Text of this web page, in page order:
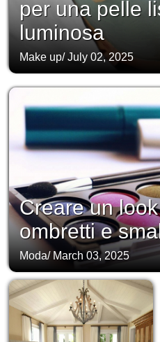
per una pelle
luminosa
Make up/July 02, 2025
Creare un
ombretti e
Moda/ March 03, 2025